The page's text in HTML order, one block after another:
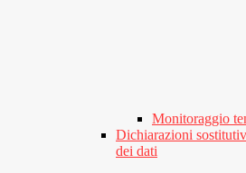
Monitoraggio
Dichiarazioni
dei dati